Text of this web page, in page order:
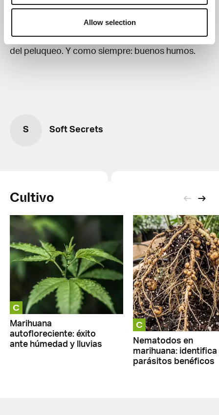
Allow selection
hacer un trabajo grueso al principio para que la
mano humana haga el resto. Asi que ajusta la
manicura a tus necesidades. Optimiza el tiempo
del peluqueo. Y como siempre: buenos humos.
S Soft Secrets
Cultivo
C
Marihuana
autofloreciente: éxito
ante húmedad y lluvias
C
Nematodos en
marihuana: identifica
parásitos benéficos